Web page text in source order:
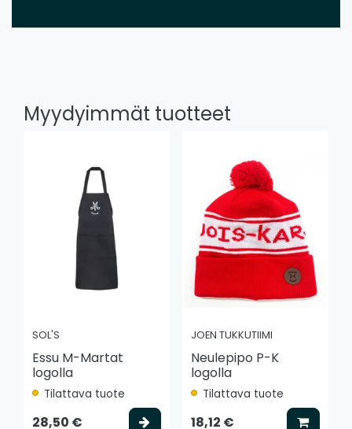
Myydyimmät tuotteet
SOL'S
Essu M-Martat
logolla
Tilattava tuote
28,50 € Valitse vaihtoehto
JOEN TUKKUTIIMI
Neulepipo P-K
logolla
Tilattava tuote
18,12 € Lisää